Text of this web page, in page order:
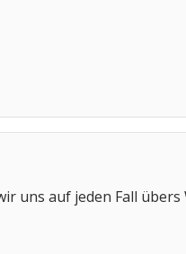
uns auf jeden Fall übers